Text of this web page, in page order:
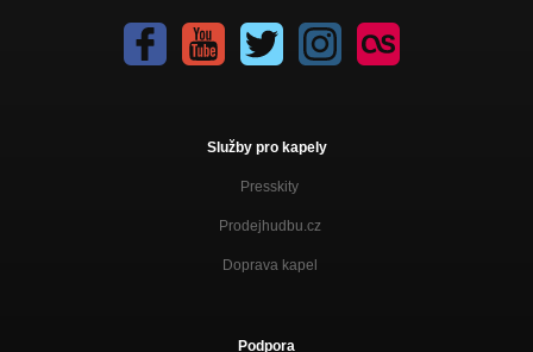
Služby pro kapely
Presskity
Prodejhudbu.cz
Doprava kapel
Podpora